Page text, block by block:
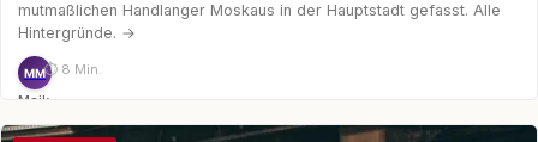
mutmaßlichen Handlanger Moskaus in der Hauptstadt gefasst. Alle
Hintergründe. →
MM
Maik
Möhring
⏱ 8 Min.